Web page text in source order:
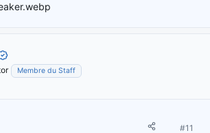
Membre du Staff
#11